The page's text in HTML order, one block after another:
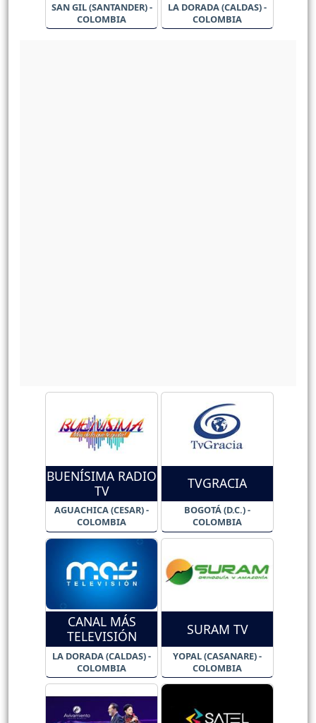
SAN GIL (SANTANDER) -
COLOMBIA
LA DORADA (CALDAS) -
COLOMBIA
BUENÍSIMA RADIO
TV
AGUACHICA (CESAR) -
COLOMBIA
TVGRACIA
BOGOTÁ (D.C.) -
COLOMBIA
CANAL MÁS
TELEVISIÓN
LA DORADA (CALDAS) -
COLOMBIA
SURAM TV
YOPAL (CASANARE) -
COLOMBIA